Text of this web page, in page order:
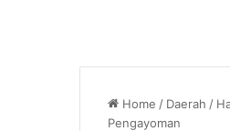
Home / Daerah /
Pengayoman